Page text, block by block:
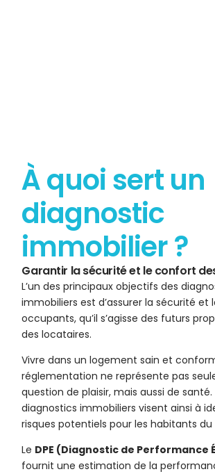
À quoi sert un
diagnostic
immobilier ?
Garantir la sécurité et le confort
L’un des principaux objectifs des
immobiliers est d’assurer la sécurité et
occupants, qu’il s’agisse des futurs
des locataires.
Vivre dans un logement sain et
réglementation ne représente pas
question de plaisir, mais aussi de
diagnostics immobiliers visent ainsi à
risques potentiels pour les habitants
Le DPE (Diagnostic de Performance
fournit une estimation de la